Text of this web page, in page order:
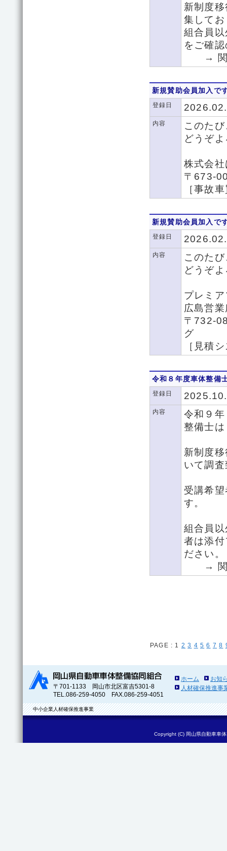
新制度
集して
組合員
をご確
→ 関
新規賛助会員加入で
登録日
内容
このた
どうぞ
株式会
〒673-
［事故
新規賛助会員加入で
登録日
内容
このた
どうぞ
プレミ
広島営
〒732-
グ
［見積
令和８年度車体整備
登録日
内容
令和９
整備士
新制度
いて調
受講希
す。
組合員
者は添
ださい。
→ 関
PAGE : 1 2 3 4 5 6 7 8
〒701-1133 岡山市北区富吉5301-8
TEL.086-259-4050 FAX.086-259-4051
ホーム
お知
人材確保推進事
中小企業人材確保推進事業
Copyright (C) 岡山県自動車車